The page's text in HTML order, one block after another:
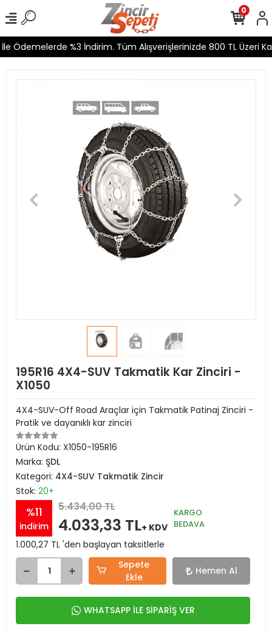
Ödemelerde %3 İndirim. Tüm Alışverişlerinizde 800 TL Üzeri
0
195R16 4X4-SUV Takmatik Kar Zinciri -
X1050
4X4-SUV-Off Road Araçlar için Takmatik Patinaj Zinciri -
Pratik ve dayanıklı kar zinciri
Ürün Kodu: X1050-195R16
Marka: ŞDL
Kategori: 4X4-SUV Takmatik Zincir
Stok: 20+
%11
indirim
5.434,00 TL
4.033,33 TL+ KDV
KARGO
BEDAVA
1.000,27 TL 'den başlayan taksitlerle
Sepete
Ekle
Hemen Al
WHATSAPP İLE SİPARİŞ VER